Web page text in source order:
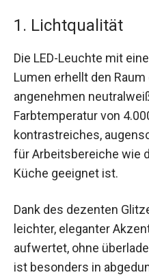
1. Lichtqualität
Die LED-Leuchte mit
Lumen erhellt den
angenehmen
Farbtemperatur von
kontrastreiches,
für Arbeitsbereiche wie
Küche geeignet ist.
Dank des dezenten
leichter, eleganter
aufwertet, ohne
ist besonders in